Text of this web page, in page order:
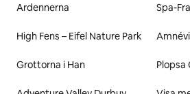
Ardennerna Spa-
High Fens – Eifel Nature Park
Grottorna i Han Plopsa